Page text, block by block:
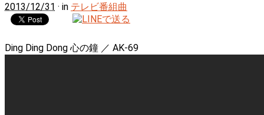
2013/12/31 · in テレビ番組曲
Ding Ding Dong 心の鐘 ／ AK-69